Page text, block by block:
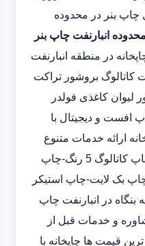
چاپ بنر در محدوده
انبارنفت چاپ بنر
در منطقه انبارنفت
بروشور تراکت
لیوان کاغذی فولدر
افست و دیجیتال با
ارائه خدمات متنوع
چاپی :چاپ افست-چاپ دیجیتال-چاپ کاتالوگ 5 رنگ-چاپ
بک لایت-چاپ استیکر
در انبارنفت چاپ
و خدمات قبل از
قیمت ها چاپخانه با